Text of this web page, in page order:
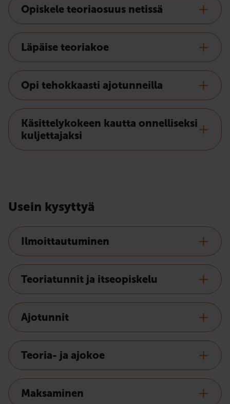
Opiskele teoriaosuus netissä
Läpäise teoriakoe
Opi tehokkaasti ajotunneilla
Käsittelykokeen kautta onnelliseksi
kuljettajaksi
Usein kysyttyä
Ilmoittautuminen
Teoriatunnit ja itseopiskelu
Ajotunnit
Teoria- ja ajokoe
Maksaminen